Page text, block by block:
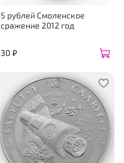
5 рублей Смоленское
сражение 2012 год
30 ₽